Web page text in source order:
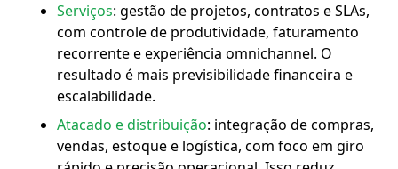
Serviços: gestão de projetos, contratos e SLAs,
com controle de produtividade, faturamento
recorrente e experiência omnichannel. O
resultado é mais previsibilidade financeira e
escalabilidade.
Atacado e distribuição: integração de compras,
vendas, estoque e logística, com foco em giro